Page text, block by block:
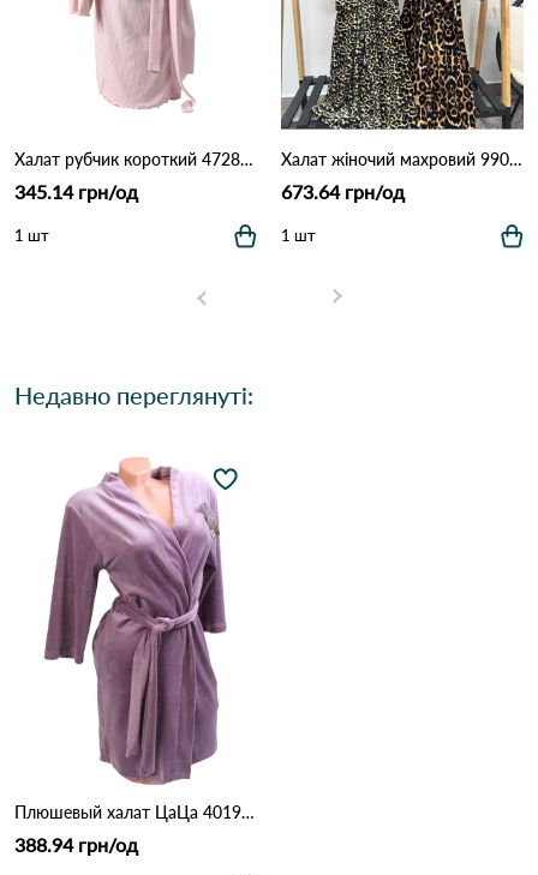
Халат рубчик короткий 4728 Рожевий
345.14 грн/од
1 шт
Халат жіночий махровий 9905 Дрібний леопард
673.64 грн/од
1 шт
Недавно переглянуті:
Плюшевый халат ЦаЦа 4019 Фіолетовий
388.94 грн/од